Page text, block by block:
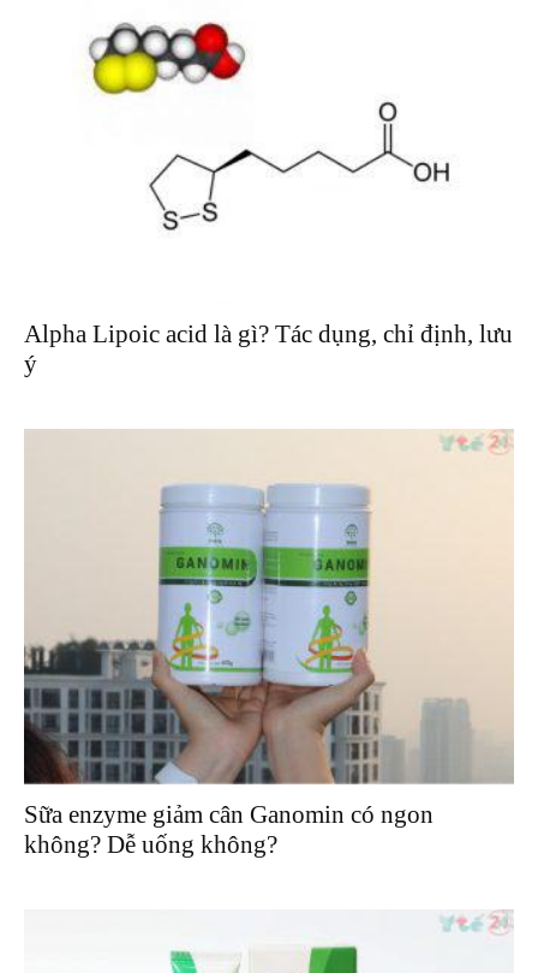
Alpha Lipoic acid là gì? Tác dụng, chỉ định, lưu
ý
Sữa enzyme giảm cân Ganomin có ngon
không? Dễ uống không?